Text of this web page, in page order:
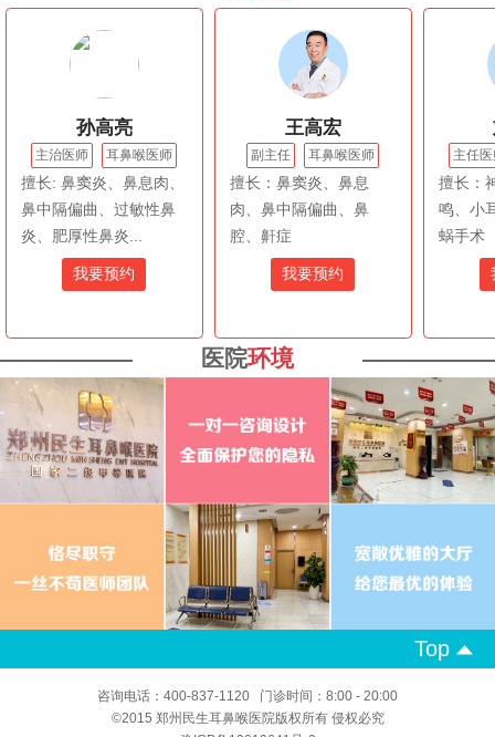
孙高亮
主治医师 耳鼻喉医师
擅长: 鼻窦炎、鼻息肉、
鼻中隔偏曲、过敏性鼻
炎、肥厚性鼻炎...
我要预约
王高宏
副主任 耳鼻喉医师
擅长：鼻窦炎、鼻息
肉、鼻中隔偏曲、鼻
腔、鼾症
我要预约
主任
擅长：
鸣、小
蜗手术
医院环境
Top
咨询电话：400-837-1120 门诊时间：8:00 - 20:00
©2015 郑州民生耳鼻喉医院版权所有 侵权必究